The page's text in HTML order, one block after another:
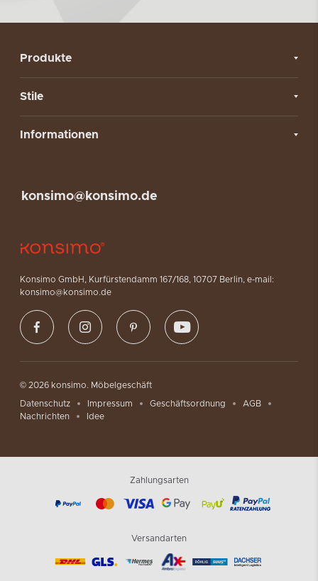
Produkte
Stile
Informationen
Konsimo GmbH, Kurfürstendamm 167/168, 10707 Berlin, e-mail:
konsimo@konsimo.de
konsimo@konsimo.de
© 2026 konsimo. Möbelgeschäft
Datenschutz Impressum Geschäftsordnung
AGB
Nachrichten
Idee
Zahlungsarten
Versandarten